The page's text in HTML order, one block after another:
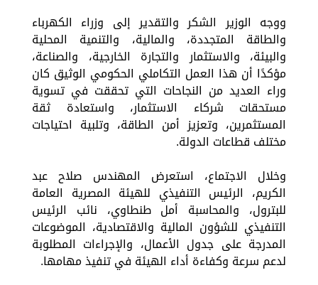
ووجه الوزير الشكر والتقدير إلى وزراء الكهرباء
والطاقة المتجددة، والمالية، والتنمية المحلية
والبيئة، والاستثمار والتجارة الخارجية، والصناعة،
مؤكدًا أن هذا العمل التكاملي الحكومي الوثيق كان
وراء العديد من النجاحات التي تحققت في تسوية
مستحقات شركاء الاستثمار، واستعادة ثقة
المستثمرين، وتعزيز أمن الطاقة، وتلبية احتياجات
مختلف قطاعات الدولة.
وخلال الاجتماع، استعرض المهندس صلاح عبد
الكريم، الرئيس التنفيذي للهيئة المصرية العامة
للبترول، والمحاسبة أمل طنطاوي، نائب الرئيس
التنفيذي للشؤون المالية والاقتصادية، الموضوعات
المدرجة على جدول الأعمال، والإجراءات المطلوبة
لدعم سرعة وكفاءة أداء الهيئة في تنفيذ مهامها.